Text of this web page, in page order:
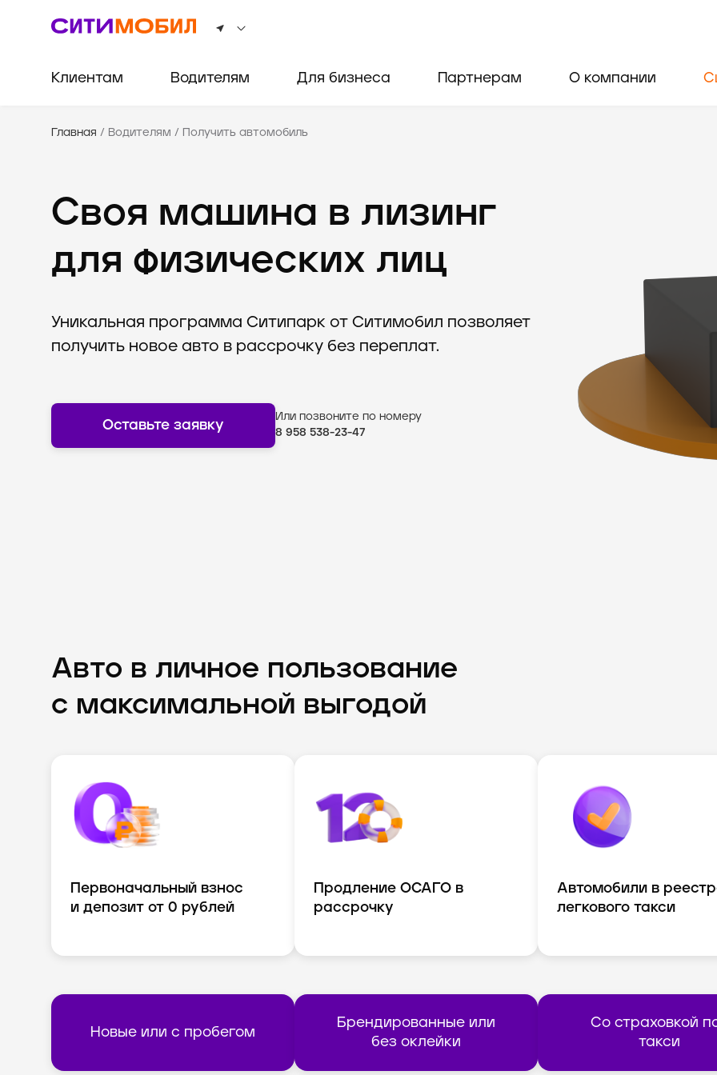
Клиентам Водителям Для бизнеса Партнерам О компании
Главная / Водителям / Получить автомобиль
Своя машина в лизинг
для физических лиц
Уникальная программа Ситипарк от Ситимобил позволяет
получить новое авто в рассрочку без переплат.
Оставьте заявку
Или позвоните по номеру
8 958 538-23-47
Авто в личное пользование
с максимальной выгодой
Первоначальный взнос
и депозит от 0 рублей
Продление ОСАГО в
рассрочку
Автомобили в
легкового такси
Новые или с пробегом
Брендированные или
без оклейки
Со страховкой
такси